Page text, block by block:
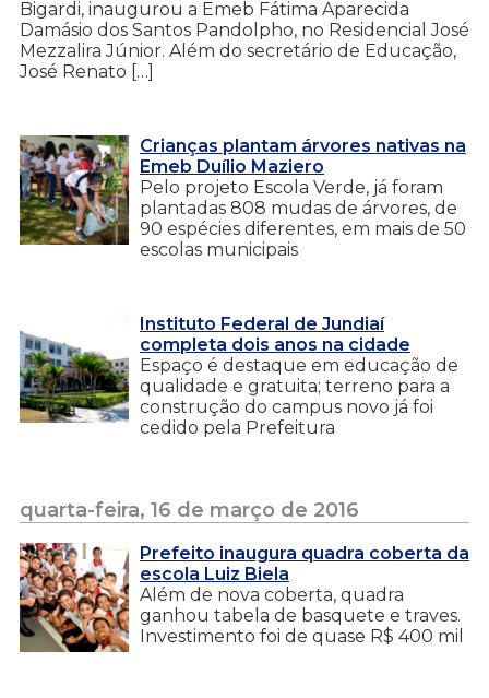
Bigardi, inaugurou a Emeb Fátima Aparecida
Damásio dos Santos Pandolpho, no Residencial José
Mezzalira Júnior. Além do secretário de Educação,
José Renato […]
Crianças plantam árvores nativas na
Emeb Duílio Maziero
Pelo projeto Escola Verde, já foram
plantadas 808 mudas de árvores, de
90 espécies diferentes, em mais de 50
escolas municipais
Instituto Federal de Jundiaí
completa dois anos na cidade
Espaço é destaque em educação de
qualidade e gratuita; terreno para a
construção do campus novo já foi
cedido pela Prefeitura
quarta-feira, 16 de março de 2016
Prefeito inaugura quadra coberta da
escola Luiz Biela
Além de nova coberta, quadra
ganhou tabela de basquete e traves.
Investimento foi de quase R$ 400 mil